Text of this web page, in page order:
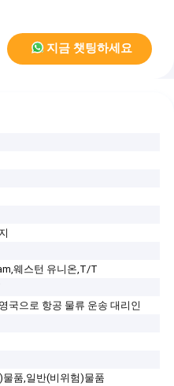
지금 챗팅하세요
웨스턴 유니온,T/T
국으로 항공 물류 운송 대리인
물품,일반(비위험)물품